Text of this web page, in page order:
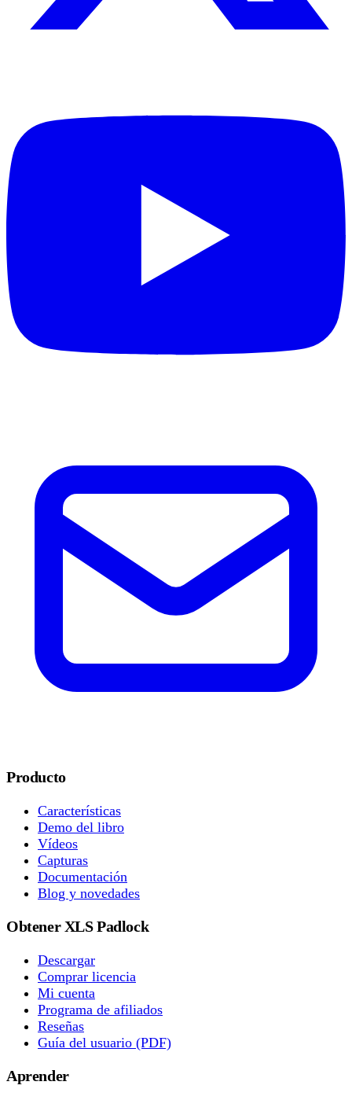
Producto
Características
Demo del libro
Vídeos
Capturas
Documentación
Blog y novedades
Obtener XLS Padlock
Descargar
Comprar licencia
Mi cuenta
Programa de afiliados
Reseñas
Guía del usuario (PDF)
Aprender